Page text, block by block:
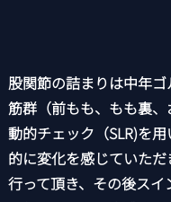
股関節の詰まりは中年
筋群（前もも、もも裏、
動的チェック（SLR)を
的に変化を感じていた
行って頂き、その後ス